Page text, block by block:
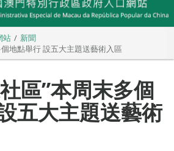
站
新聞
地點舉行 設五大主題送藝術入區
區”本周末多個
五大主題送藝術